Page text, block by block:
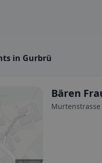
in Gurbrü
Bären